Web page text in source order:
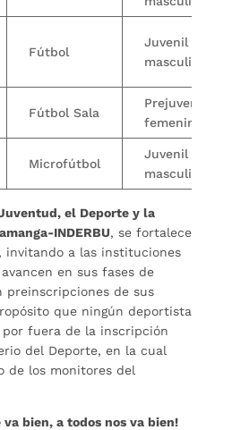
Fútbol
Juvenil
masculino
Fútbol Sala
Prejuvenil
femenino
Microfútbol
Juvenil
masculino
el Deporte y la
INDERBU, se fortalece
invitando a las instituciones
en sus fases de
preinscripciones de sus
que ningún deportista
fuera de la inscripción
del Deporte, en la cual
de los monitores del
va bien, a todos nos va bien!